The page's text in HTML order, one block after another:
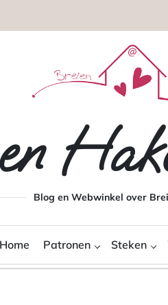
Blog en Webwinkel over
Home Patronen Steken